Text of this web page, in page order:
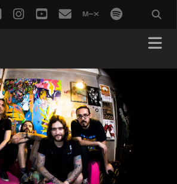
twitterinstagram
youtube
emailmixcloud
spotify